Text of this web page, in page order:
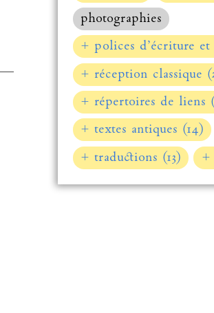
photographies
+ polices d’écriture et
+ réception classique
+ répertoires de liens
+ textes antiques (14)
+ traductions (13)
+